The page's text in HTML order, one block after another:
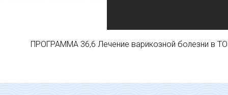
ПРОГРАММА 36,6 Лечение варикозной болезни в